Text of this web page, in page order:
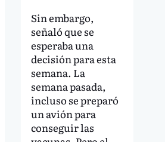
Sin embargo,
señaló que se
esperaba una
decisión para esta
semana. La
semana pasada,
incluso se preparó
un avión para
conseguir las